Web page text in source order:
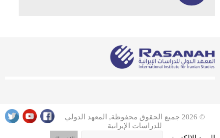
© 2026 جميع الحقوق محفوظة, المعهد الدولي
للدراسات الإيرانية